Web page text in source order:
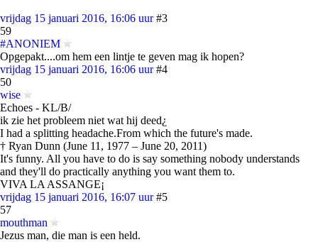
vrijdag 15 januari 2016, 16:06 uur #3
59
#ANONIEM
Opgepakt....om hem een lintje te geven mag ik hopen?
vrijdag 15 januari 2016, 16:06 uur #4
50
wise
Echoes - KL/B/
ik zie het probleem niet wat hij deed¿
I had a splitting headache.From which the future's made.
† Ryan Dunn (June 11, 1977 – June 20, 2011)
It's funny. All you have to do is say something nobody understands
and they'll do practically anything you want them to.
VIVA LA ASSANGE¡
vrijdag 15 januari 2016, 16:07 uur #5
57
mouthman
Jezus man, die man is een held.